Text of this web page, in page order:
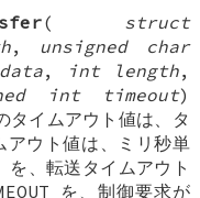
( struct
, unsigned char
, int length,
int timeout)
イムアウト値は、タ
アウト値は、ミリ秒単
、転送タイムアウト
を、制御要求が